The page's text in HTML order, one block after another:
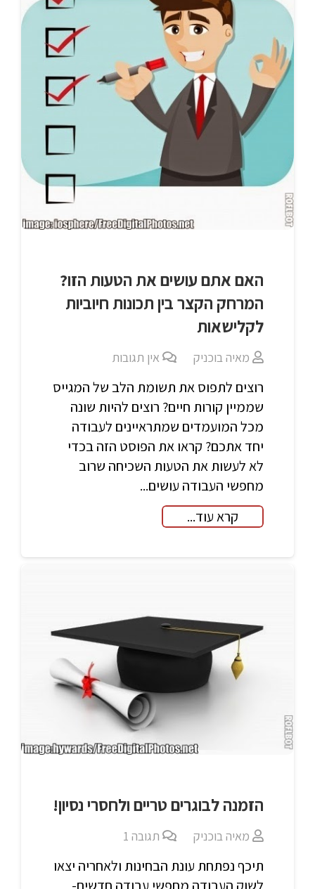
האם אתם עושים את הטעות הזו?
המרחק הקצר בין תכונות חיוביות
לקלישאות
מאיה בוכניק אין תגובות
רוצים לתפוס את תשומת הלב של המגייס
שממיין קורות חיים? רוצים להיות שונה
מכל המועמדים שמתראיינים לעבודה
יחד אתכם? קראו את הפוסט הזה בכדי
לא לעשות את הטעות השכיחה שרוב
מחפשי העבודה עושים...
קרא עוד...
הזמנה לבוגרים טריים ולחסרי נסיון!
מאיה בוכניק תגובה1
תיכף נפתחת עונת הבחינות ולאחריה יצאו
לשוק העבודה מחפשי עבודה חדשים-